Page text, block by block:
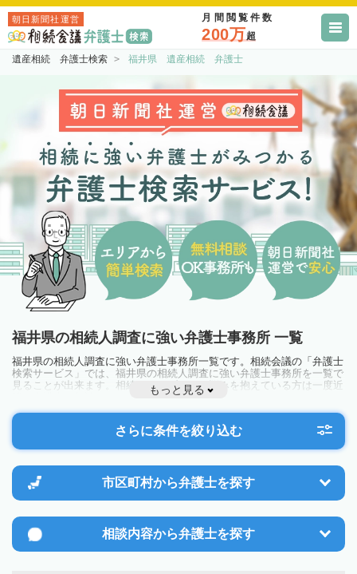
朝日新聞社運営 月間閲覧件数
200万超
遺産相続 弁護士検索 福井県 遺産相続 弁護士
福井県の相続人調査に強い弁護士事務所 一覧
福井県の相続人調査に強い弁護士事務所一覧です。相続会議の「弁護士
検索サービス」では、福井県の相続人調査に強い弁護士事務所を一覧で
見ることが出来ます。相続のトラブルやお悩みを抱えている方は一度近
隣の弁護士に相談してみましょう。
もっと見る
さらに条件を絞り込む
市区町村から弁護士を探す
相談内容から弁護士を探す